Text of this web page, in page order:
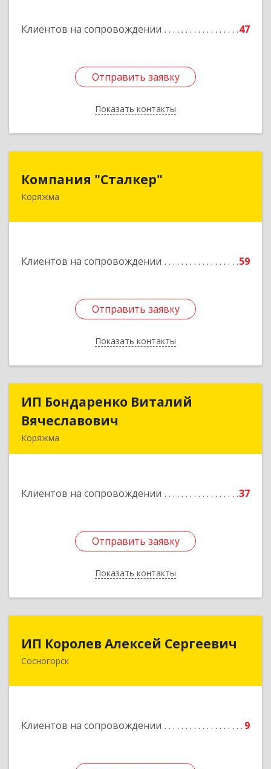
Клиентов на сопровождении 47
Отправить заявку
Показать контакты
Подробнее
Отправить заявку
Назад
Компания "Сталкер"
Коряжма
Клиентов на сопровождении 59
Отправить заявку
Показать контакты
Отправить заявку
Назад
ИП Бондаренко Виталий
Вячеславович
Коряжма
Клиентов на сопровождении 37
Отправить заявку
Показать контакты
ИП Бондаренко Виталий
Подробнее
Отправить заявку
Назад
ИП Королев Алексей Сергеевич
Сосногорск
Клиентов на сопровождении 9
ИП Королев Алексей Сергеевич
169500, Коми Респ, Сосногорск г, Советская ул,